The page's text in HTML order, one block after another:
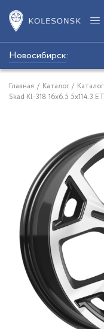
Новосибирск:
Главная / Каталог /
Skad Kl-318 16x6.5 5x114.3